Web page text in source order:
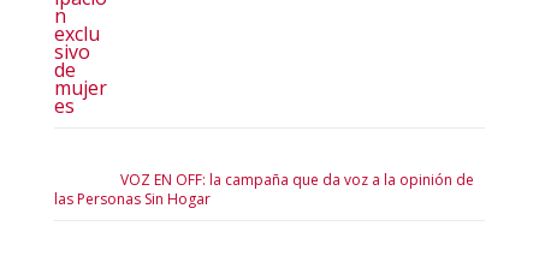
VOZ EN OFF: la campaña que da voz a la opinión de
las Personas Sin Hogar